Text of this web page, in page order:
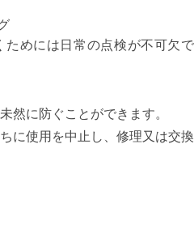
めには日常の点検が不可欠で
然に防ぐことができます。
に使用を中止し、修理又は交換